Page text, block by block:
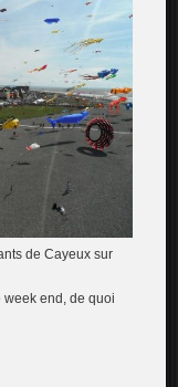
de Cayeux sur
end, de quoi